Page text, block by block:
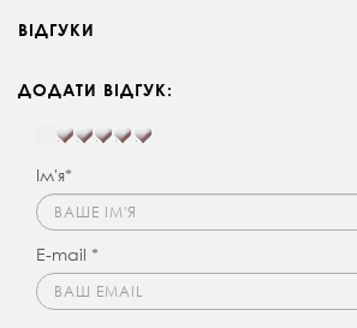
ВІДГУКИ
ДОДАТИ ВІДГУК:
Ім'я*
E-mail *